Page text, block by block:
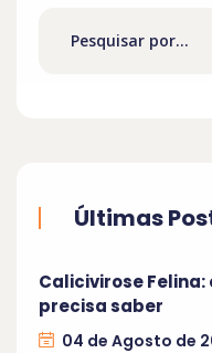
Últimas
Calicivirose
precisa saber
04 de Agosto de